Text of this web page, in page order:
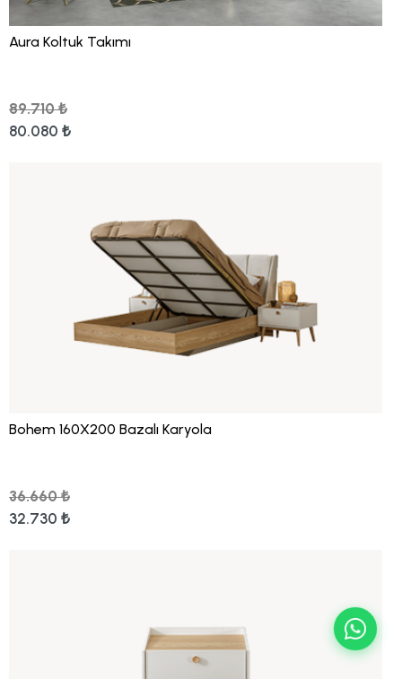
Aura Koltuk Takımı
89.710 ₺
80.080 ₺
Bohem 160X200 Bazalı Karyola
36.660 ₺
32.730 ₺